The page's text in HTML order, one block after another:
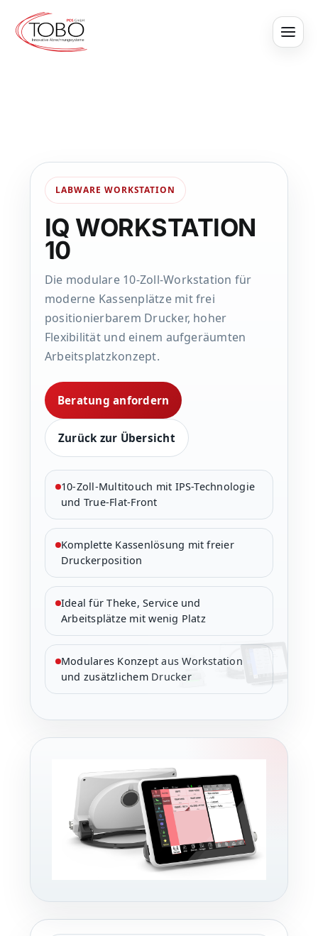
content
LABWARE WORKSTATION
IQ WORKSTATION
10
Die modulare 10-Zoll-Workstation für
moderne Kassenplätze mit frei
positionierbarem Drucker, hoher
Flexibilität und einem aufgeräumten
Arbeitsplatzkonzept.
Beratung anfordern
Zurück zur Übersicht
10-Zoll-Multitouch mit IPS-Technologie
und True-Flat-Front
Komplette Kassenlösung mit freier
Druckerposition
Ideal für Theke, Service und
Arbeitsplätze mit wenig Platz
Modulares Konzept aus Workstation
und zusätzlichem Drucker